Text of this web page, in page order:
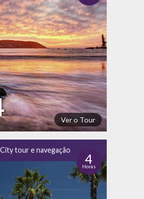
Ver o Tour
tour e navegação
4
Horas